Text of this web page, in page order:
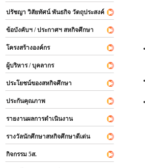
ปรัชญา วิสัยทัศน์ พันธกิจ วัตถุประสงค์
ข้อบังคับฯ / ประกาศฯ สหกิจศึกษา
โครงสร้างองค์กร
ผู้บริหาร / บุคลากร
ประโยชน์ของสหกิจศึกษา
ประกันคุณภาพ
รายงานผลการดำเนินงาน
รางวัลนักศึกษาสหกิจศึกษาดีเด่น
กิจกรรม 5ส.